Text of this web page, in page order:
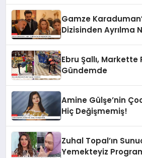
Gamze
Dizisinden Ayrılma
Ebru Şallı,
Gündemde
Amine Gülşe’nin
Hiç Değişmemiş!
Zuhal Topal’ın
Yemekteyiz